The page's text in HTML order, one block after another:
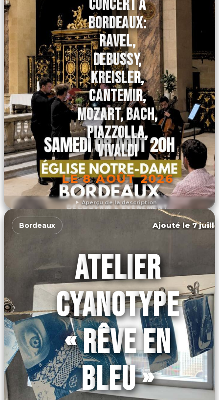
Aperçu de la description
CONCERT À
BORDEAUX:
RAVEL,
DEBUSSY,
KREISLER,
CANTEMIR,
MOZART, BACH,
PIAZZOLLA,
VIVALDI
LE 8 AOÛT 2026
DÉCOUVRIR L'ÉVÉNEMENT
Bordeaux Ajouté le 7
ATELIER
CYANOTYPE
« RÊVE EN
BLEU »